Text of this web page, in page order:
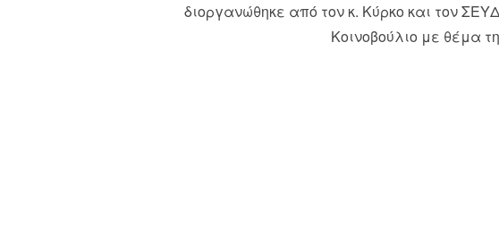
διοργανώθηκε από τον κ. Κύρκο και τον
Κοινοβούλιο με θέμα